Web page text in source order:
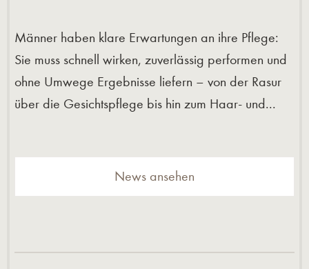
Männer haben klare Erwartungen an ihre Pflege:
Sie muss schnell wirken, zuverlässig performen und
ohne Umwege Ergebnisse liefern – von der Rasur
über die Gesichtspflege bis hin zum Haar- und...
News ansehen